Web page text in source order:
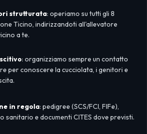
strutturata: operiamo su tutti gli 8
Ticino, indirizzandoti all'allevatore
a te.
: organizziamo sempre un contatto
per conoscere la cucciolata, i genitori e
in regola: pedigree (SCS/FCI, FIFe),
sanitario e documenti CITES dove previsti.